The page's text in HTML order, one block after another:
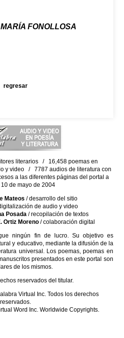
FONOLLOSA
regresar
literarios / 16,458 poemas en
y video / 7787 audios de literatura con
a las diferentes páginas del portal a
de mayo de 2004
Mateos / desarrollo del sitio
de audio y video
Posada/ recopilación de textos
Ortiz Moreno/ colaboración digital
ningún fin de lucro. Su objetivo es
y educativo, mediante la difusión de la
universal. Los poemas, poemas en
presentados en este portal son
de los mismos.
reservados del titular.
Virtual Inc. Todos los derechos
reservados.
Word Inc. Worldwide Copyrights.